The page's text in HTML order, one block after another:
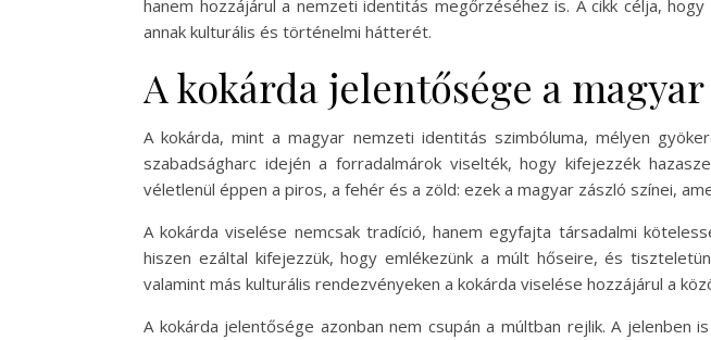
hanem hozzájárul a nemzeti identitás megőrzéséhez is. A cikk célja,
annak kulturális és történelmi hátterét.
A kokárda jelentősége a
A kokárda, mint a magyar nemzeti identitás szimbóluma, mélyen
szabadságharc idején a forradalmárok viselték, hogy kifejezzék
véletlenül éppen a piros, a fehér és a zöld: ezek a magyar zászló színei,
A kokárda viselése nemcsak tradíció, hanem egyfajta társadalmi
hiszen ezáltal kifejezzük, hogy emlékezünk a múlt hőseire, és
valamint más kulturális rendezvényeken a kokárda viselése hozzájárul a
A kokárda jelentősége azonban nem csupán a múltban rejlik. A